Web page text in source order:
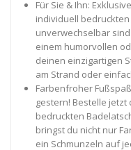
Für Sie & Ihn:
individuell
unverwechselbar
einem humorvollen
deinen einzigartigen
am Strand oder
Farbenfroher
gestern! Bestelle
bedruckten
bringst du nicht nur
ein Schmunzeln auf